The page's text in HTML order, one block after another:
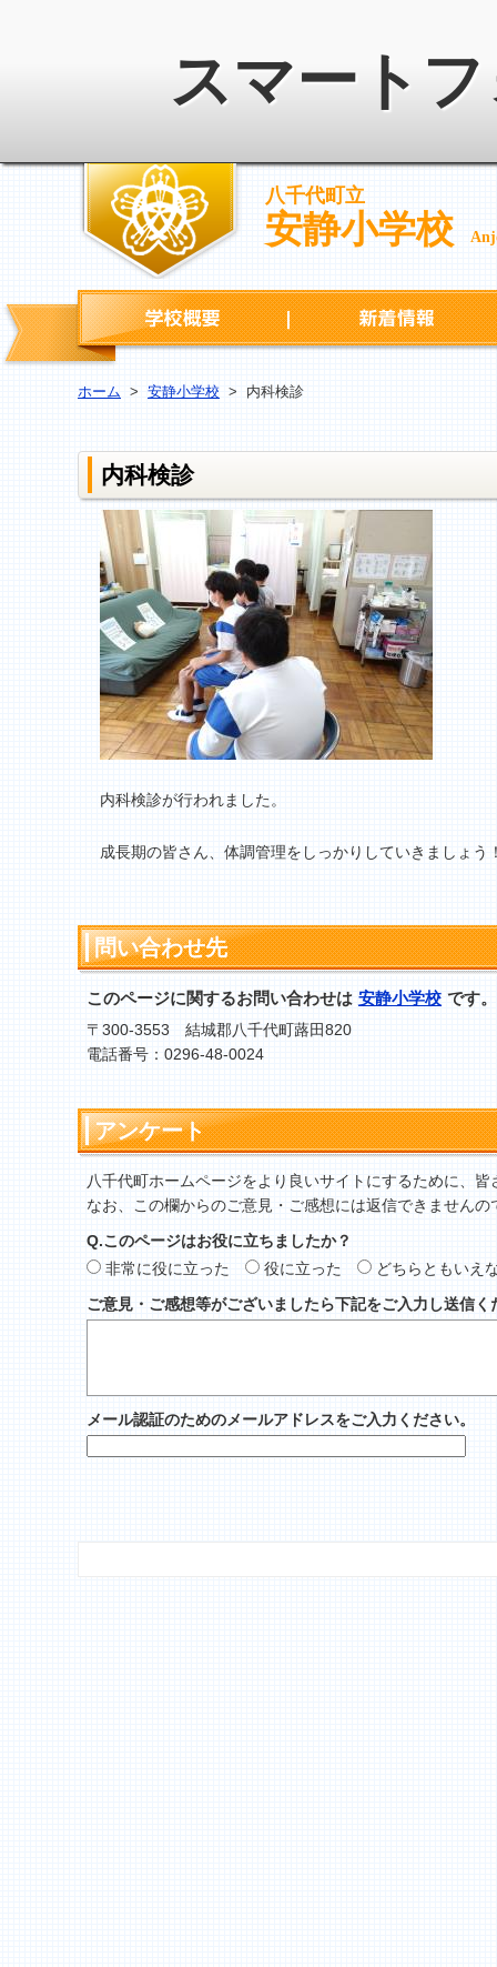
スマート
八千代町立
安静小学校
学校概要
ホーム > 安静小学校 > 内科検診
内科検診
内科検診が行われました。
成長期の皆さん、体調管理をしっかりしていきましょう
問い合わせ先
このページに関するお問い合わせは 安静小学校 です。
〒300-3553 結城郡八千代町蕗田820
電話番号：0296-48-0024
アンケート
八千代町ホームページをより良いサイトにするために、
なお、この欄からのご意見・ご感想には返信できませんの
Q.このページはお役に立ちましたか？
非常に役に立った
役に立った
どちらともいえ
ご意見・ご感想等がございましたら下記をご入力し送信く
メール認証のためのメールアドレスをご入力ください。